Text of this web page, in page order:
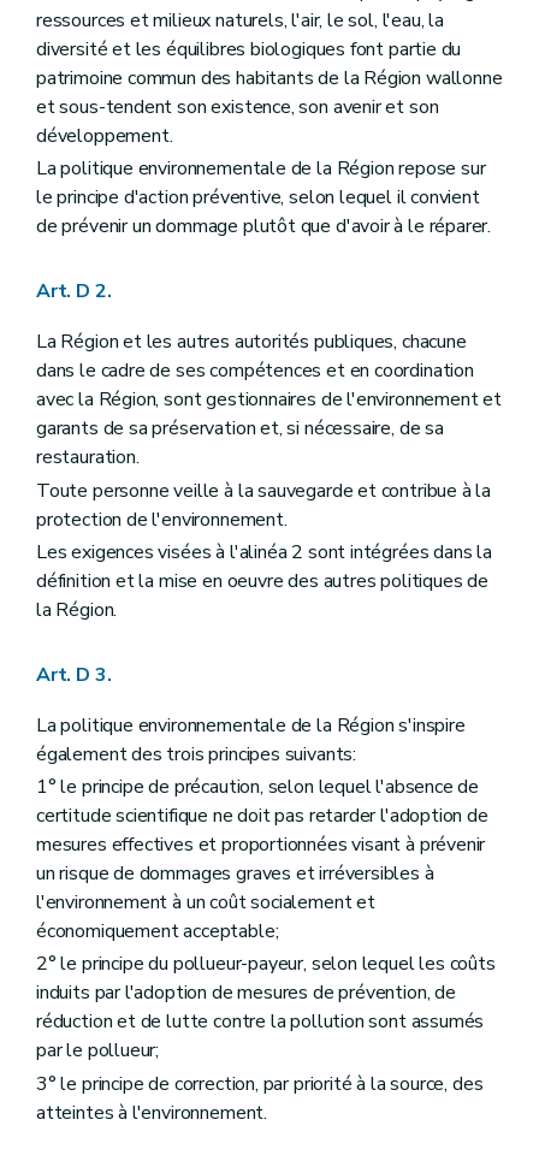
Art. D209
Art. D2010
Art. D2011
Art. D2012
Art. D2013
Art. D2014
Chapitre III Information active
Section première
Principe
Art. D2015
Art. D2016
Art. D 21
Art. D 22
Art. D 23
Art. D 24
Art. D 25
Art. D 26
Art. D 27
Art. D 28
Art. D 29
Titre III Participation du public en matière d'environnement
Chapitre premier Dispositions générales
Section première Classification des plans, programmes et projets
Chapitre II Réunion d'information
Art. D29-5
Art. D29-6
Chapitre III Enquête publique
Section première Mesures d'annonce de l'enquête publique
Sous-section première L'affichage
Art. D29-7
Sous-section 2 Informations par voie électronique, télévisée, radiophonique et de presse écrite
Art. D29-8
Art. D29-9
Sous-section 3 Notification
Art. D29-10
Art. D29-11
Sous-section 4 Publicité supplémentaire
Section 2 De l'enquête publique
Art. D29-13
Section 3 Modalités de l'accès à l'information dans le cadre de l'enquête publique
ressources et milieux naturels, l'air, le sol, l'eau, la
diversité et les équilibres biologiques font partie du
patrimoine commun des habitants de la Région wallonne
et sous-tendent son existence, son avenir et son
développement.
La politique environnementale de la Région repose sur
le principe d'action préventive, selon lequel il convient
de prévenir un dommage plutôt que d'avoir à le réparer.
Art. D 2.
La Région et les autres autorités publiques, chacune
dans le cadre de ses compétences et en coordination
avec la Région, sont gestionnaires de l'environnement et
garants de sa préservation et, si nécessaire, de sa
restauration.
Toute personne veille à la sauvegarde et contribue à la
protection de l'environnement.
Les exigences visées à l'alinéa 2 sont intégrées dans la
définition et la mise en oeuvre des autres politiques de
la Région.
Art. D 3.
La politique environnementale de la Région s'inspire
également des trois principes suivants:
1° le principe de précaution, selon lequel l'absence de
certitude scientifique ne doit pas retarder l'adoption de
mesures effectives et proportionnées visant à prévenir
un risque de dommages graves et irréversibles à
l'environnement à un coût socialement et
économiquement acceptable;
2° le principe du pollueur-payeur, selon lequel les coûts
induits par l'adoption de mesures de prévention, de
réduction et de lutte contre la pollution sont assumés
par le pollueur;
3° le principe de correction, par priorité à la source, des
atteintes à l'environnement.